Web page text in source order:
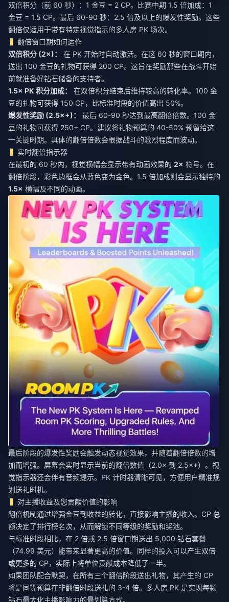
双倍积分（前 60 秒）：1 金豆 = 2 CP。比赛中期 1.5 倍加成：1
金豆 = 1.5 CP。最后 60-90 秒：2.5 倍及以上的爆发性奖励。这些
翻倍仅适用于带有特定视觉指示的多人房 PK 场次。
翻倍窗口期如何运作
双倍积分 (2×)：
在 PK 开始时自动激活。在这 60 秒的窗口期内，
送出 100 金豆的礼物可获得 200 CP。这旨在奖励那些在战斗开始
前就准备好钻石储备的支持者。
1.5× PK 积分加成：
在双倍积分结束后维持较高的转化率。100 金
豆的礼物可获得 150 CP，比标准时段的价值高出 50%。
爆发性奖励 (2.5×+)：
最后 60-90 秒达到最高翻倍倍数。100 金
豆的礼物可获得 250+ CP。建议将礼物预算的 40-50% 预留给这
一关键时期。具体的翻倍倍数会根据战斗的激烈程度而波动。
实时翻倍指示器
在最初的 60 秒内，视觉横幅会显示带有动画效果的 2× 符号。在
翻倍阶段，彩色边框会从蓝色变为金色。1.5 倍加成则会显示独特的
1.5× 横幅及不同的动画。
最后阶段的爆发性奖励会触发动态视觉效果，并随着翻倍倍数的增
加而增强。屏幕会实时显示当前的翻倍数值（2.0× 到 2.5×+）。视
觉指示器还会伴有音频提示。PK 计时器清晰可见，方便用户精准规
划送礼时机。
对主播收益及您贡献价值的影响
翻倍机制通过增强金豆到收益的转化，直接影响主播的收入。CP 总
额决定了排行榜名次，从而解锁不同等级的奖励和奖池。
与标准时段相比，在 2 倍或 2.5 倍窗口期送出 5,000 钻石套餐
（74.99 美元）能带来显著更高的价值。同样的投入可以产生双倍
或更多的 CP，实际上将单位贡献成本降低了一半。
如果团队配合默契，在所有三个翻倍阶段送出礼物，其产生的 CP
将是同等预算在非翻倍时段送礼的 3-4 倍。多人房 PK 是实现每颗
钻石最大化主播影响力的最划算方式。